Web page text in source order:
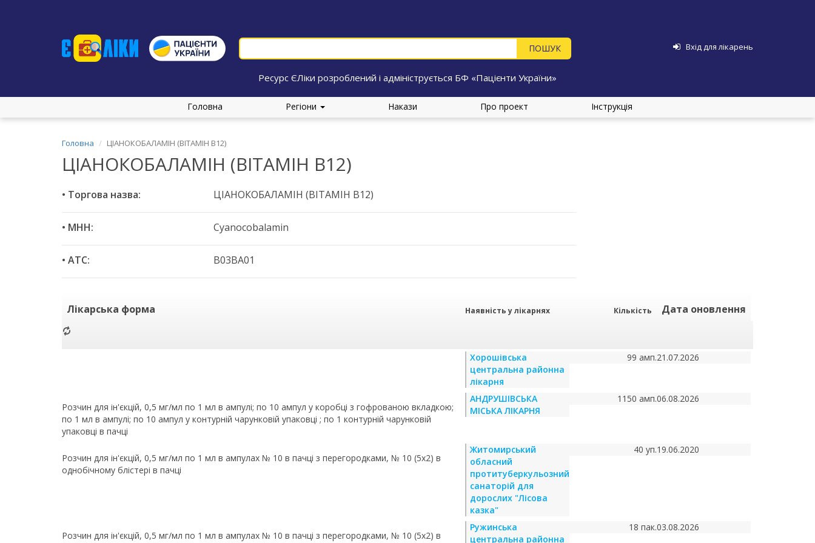
Вхід для лікарень
Ресурс ЄЛіки розроблений і адмініструється БФ «Пацієнти України»
Головна Регіони Накази Про проект Інструкція
Головна ЦІАНОКОБАЛАМІН (ВІТАМІН В12)
ЦІАНОКОБАЛАМІН (ВІТАМІН В12)
• Торгова назва: ЦІАНОКОБАЛАМІН (ВІТАМІН В12)
• МНН: Cyanocobalamin
• ATC: B03BA01
Лікарська форма Наявність у лікарнях Кількість Дата оновлення
Хорошівська
центральна районна
лікарня
99 амп.21.07.2026
Розчин для ін'єкцій, 0,5 мг/мл по 1 мл в ампулі; по 10 ампул у коробці з гофрованою вкладкою;
по 1 мл в ампулі; по 10 ампул у контурній чарунковій упаковці ; по 1 контурній чарунковій
упаковці в пачці
АНДРУШІВСЬКА
МІСЬКА ЛІКАРНЯ
1150 амп.06.08.2026
Розчин для ін'єкцій, 0,5 мг/мл по 1 мл в ампулах № 10 в пачці з перегородками, № 10 (5х2) в
однобічному блістері в пачці
Житомирський
обласний
протитуберкульозний
санаторій для
дорослих "Лісова
казка"
40 уп.19.06.2020
Розчин для ін'єкцій, 0,5 мг/мл по 1 мл в ампулах № 10 в пачці з перегородками, № 10 (5х2) в
Ружинська
центральна районна
18 пак.03.08.2026